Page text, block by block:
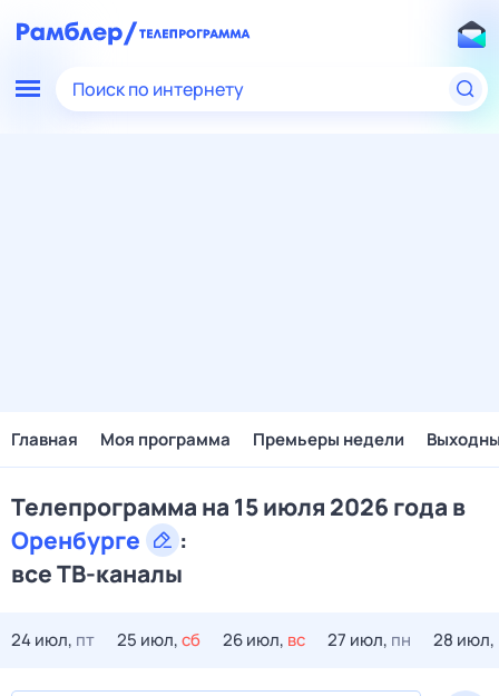
Поиск по интернету
Главная Моя программа Премьеры недели
Телепрограмма на 15 июля 2026 года в
Оренбурге
:
все ТВ-каналы
24 июл, пт 25 июл,сб 26 июл, вс 27 июл, пн 28 июл,